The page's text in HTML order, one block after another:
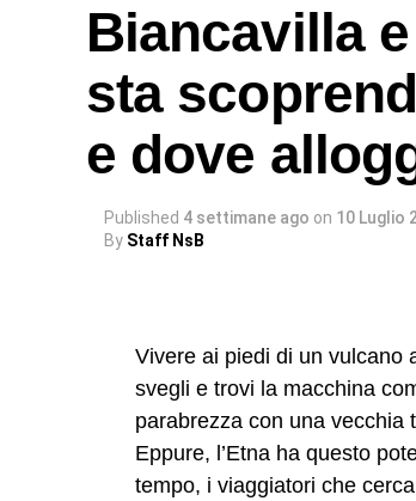
Biancavilla
sta
e dove
Published 4 settimane ago on 10 Luglio
By Staff NsB
Vivere ai piedi di un vulcano
svegli e trovi la macchina
parabrezza con una vecchia
Eppure, l’Etna ha questo
tempo, i viaggiatori che